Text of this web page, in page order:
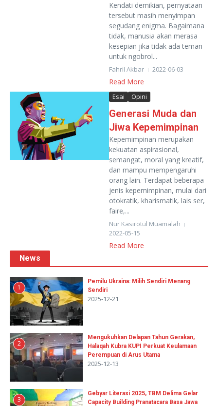
Kendati demikian, pernyataan
tersebut masih menyimpan
segudang enigma. Bagaimana
tidak, manusia akan merasa
kesepian jika tidak ada teman
untuk ngobrol...
Fahril Akbar 2022-06-03
Read More
Esai Opini
Generasi Muda dan
Jiwa Kepemimpinan
Kepemimpinan merupakan
kekuatan aspirasional,
semangat, moral yang kreatif,
dan mampu mempengaruhi
orang lain. Terdapat beberapa
jenis kepemimpinan, mulai dari
otokratik, kharismatik, lais ser,
faire,...
Nur Kasirotul Muamalah
2022-05-15
Read More
News
1
Pemilu Ukraina: Milih Sendiri Menang
Sendiri
2025-12-21
2
Mengukuhkan Delapan Tahun Gerakan,
Halaqah Kubra KUPI Perkuat Keulamaan
Perempuan di Arus Utama
2025-12-13
3
Gebyar Literasi 2025, TBM Delima Gelar
Capacity Building Pranatacara Basa Jawa